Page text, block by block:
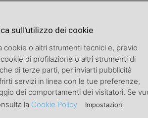
Ghd e fondazione umberto veronesi
sull'utilizzo dei cookie
cookie o altri strumenti tecnici e, previo
di profilazione o altri strumenti di
di terze parti, per inviarti pubblicità
servizi in linea con le tue preferenze,
dei comportamenti dei visitatori. Se
la Cookie Policy Impostazioni